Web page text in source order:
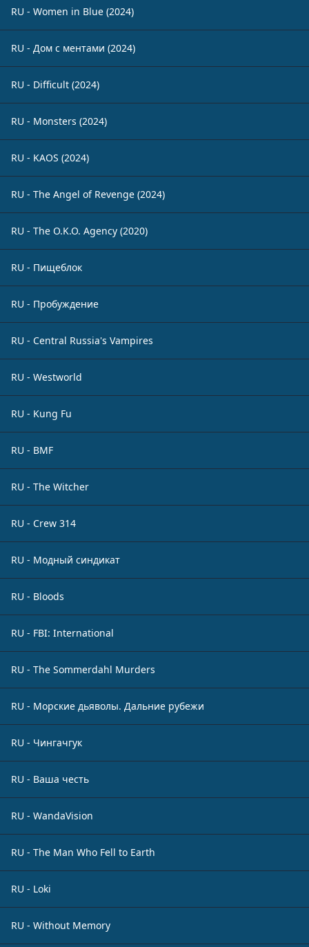
RU - Women in Blue (2024)
RU - Дом с ментами (2024)
RU - Difficult (2024)
RU - Monsters (2024)
RU - KAOS (2024)
RU - The Angel of Revenge (2024)
RU - The O.K.O. Agency (2020)
RU - Пищеблок
RU - Пробуждение
RU - Central Russia's Vampires
RU - Westworld
RU - Kung Fu
RU - BMF
RU - The Witcher
RU - Crew 314
RU - Модный синдикат
RU - Bloods
RU - FBI: International
RU - The Sommerdahl Murders
RU - Морские дьяволы. Дальние рубежи
RU - Чингачгук
RU - Ваша честь
RU - WandaVision
RU - The Man Who Fell to Earth
RU - Loki
RU - Without Memory